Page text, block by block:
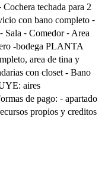
techada para 2
con bano completo ⁃
Sala ⁃ Comedor ⁃ Area
-bodega PLANTA
area de tina y
con closet - Bano
aires
de pago: ⁃ apartado
propios y creditos